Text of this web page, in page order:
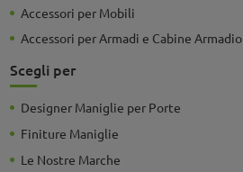
Accessori per Mobili
Accessori per Armadi e Cabine Armadio
Scegli per
Designer Maniglie per Porte
Finiture Maniglie
Le Nostre Marche